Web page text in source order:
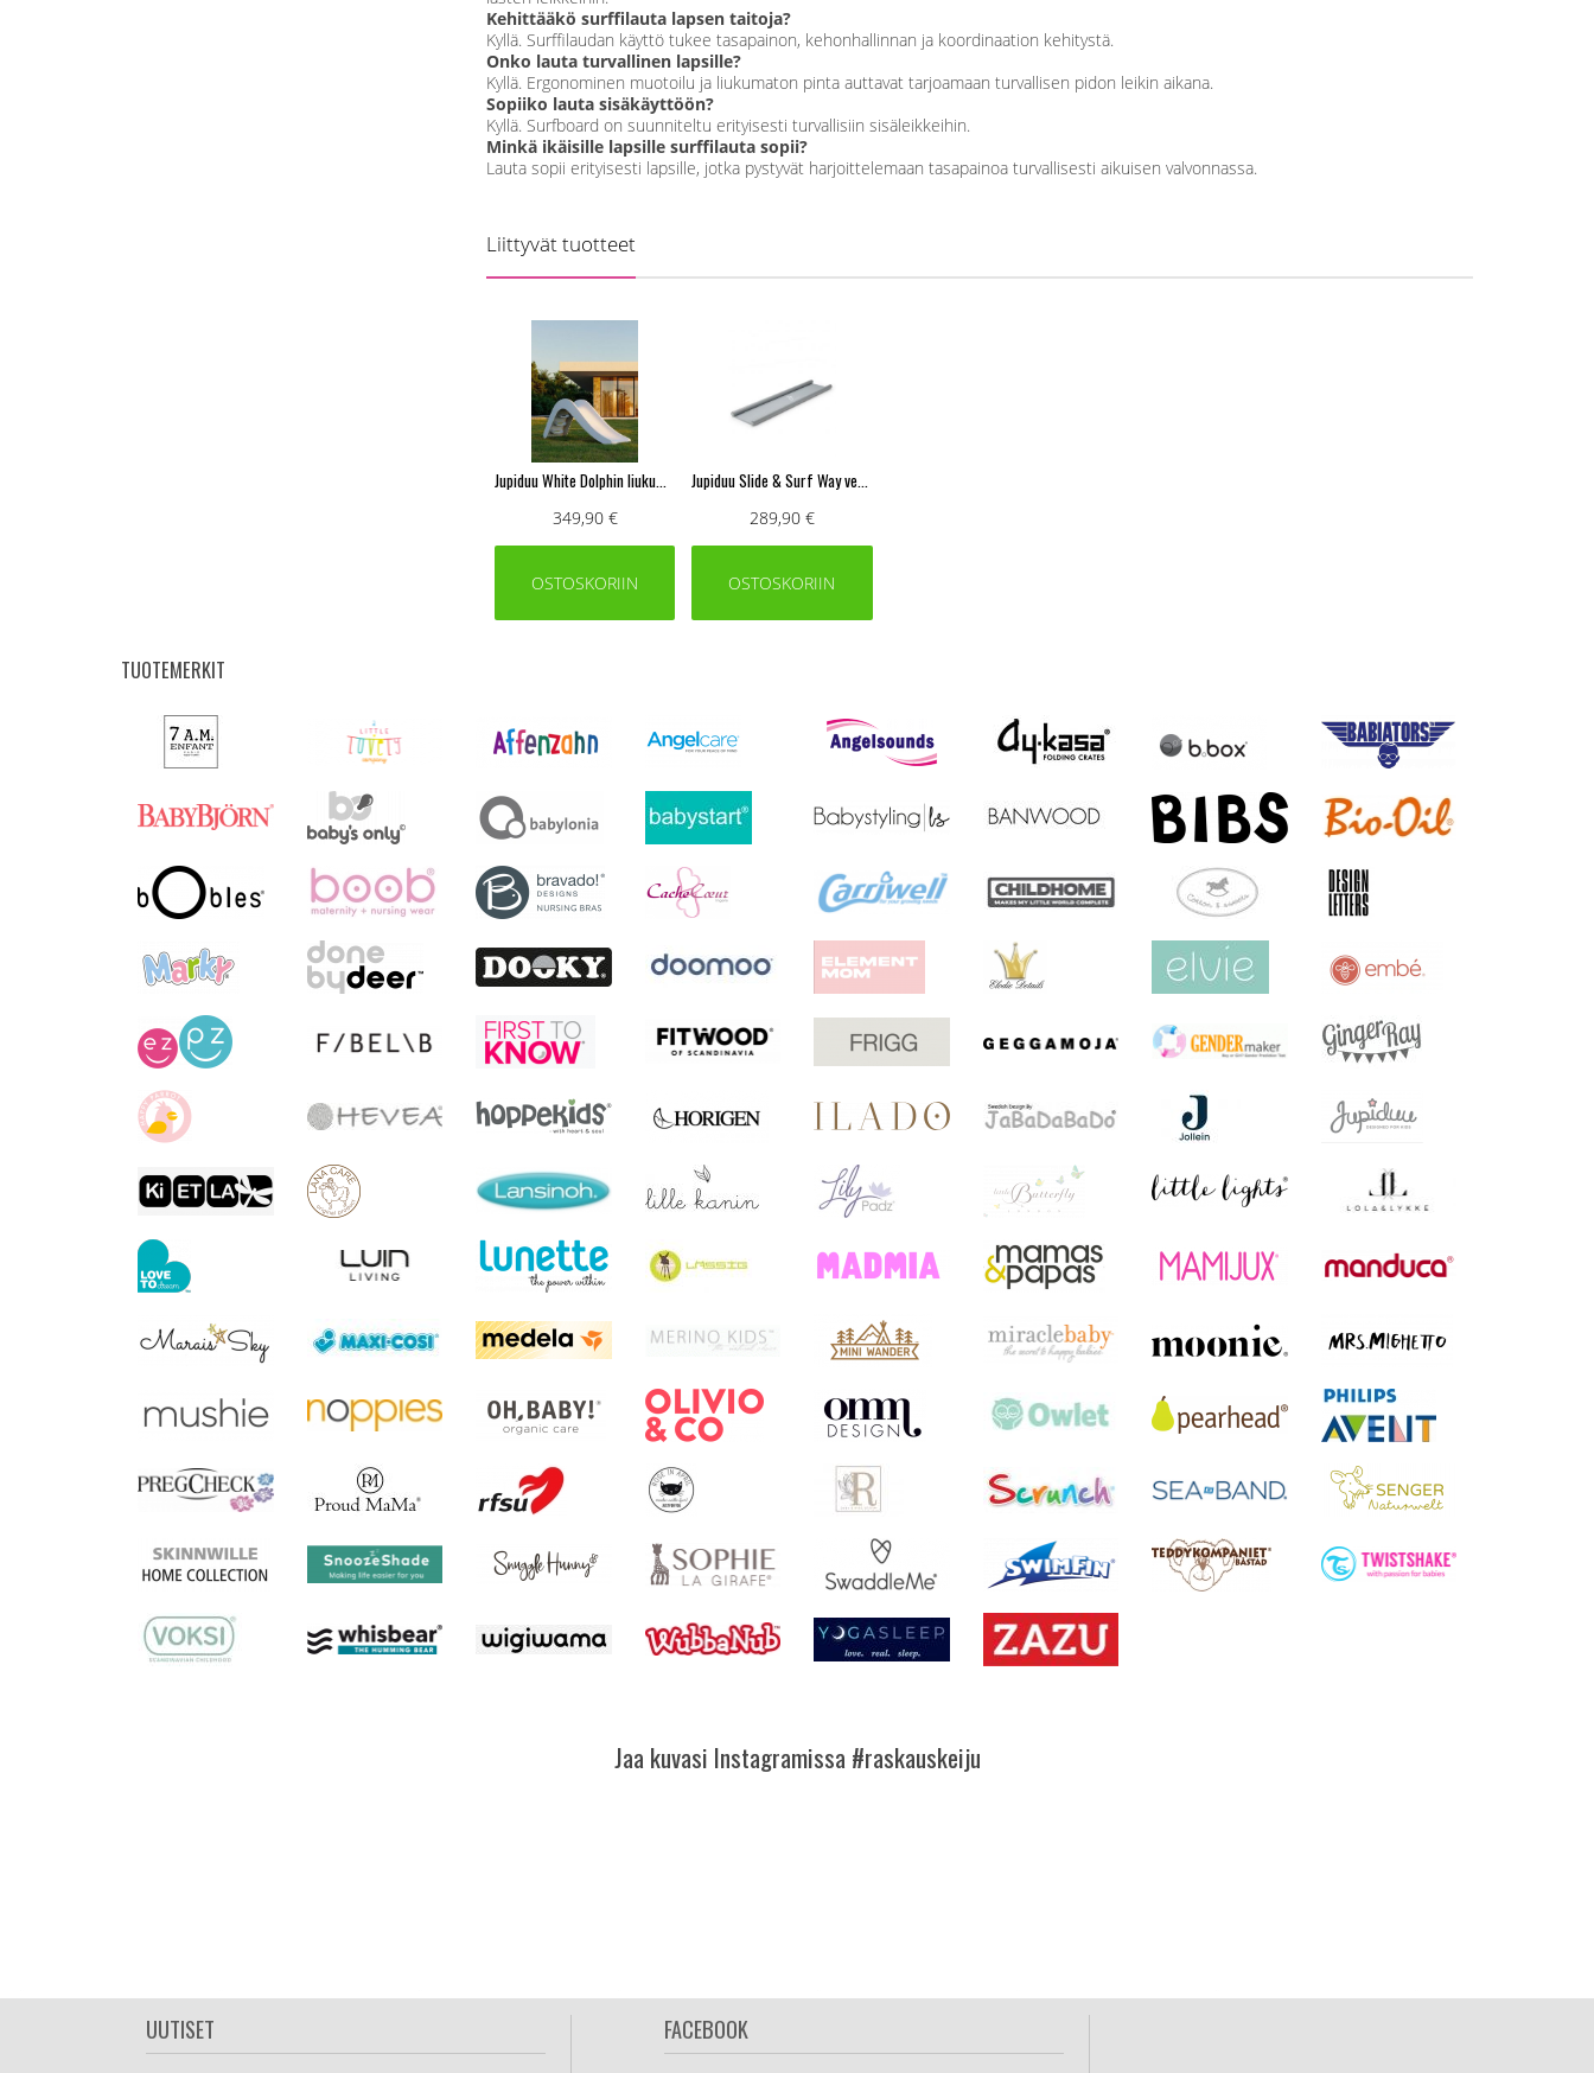
Kehittääkö surffilauta lapsen taitoja?
Kyllä. Surffilaudan käyttö tukee tasapainon, kehonhallinnan ja koordinaation kehitystä.
Onko lauta turvallinen lapsille?
Kyllä. Ergonominen muotoilu ja liukumaton pinta auttavat tarjoamaan turvallisen pidon leikin aikana.
Sopiiko lauta sisäkäyttöön?
Kyllä. Surfboard on suunniteltu erityisesti turvallisiin sisäleikkeihin.
Minkä ikäisille lapsille surffilauta sopii?
Lauta sopii erityisesti lapsille, jotka pystyvät harjoittelemaan tasapainoa turvallisesti aikuisen valvonnassa.
Liittyvät tuotteet
Jupiduu White Dolphin liukumäki ulkokäyttöön
349,90 €
OSTOSKORIIN
Jupiduu Slide & Surf Way vesiliukurata lapsille
289,90 €
OSTOSKORIIN
TUOTEMERKIT
Jaa kuvasi Instagramissa #raskauskeiju
UUTISET FACEBOOK